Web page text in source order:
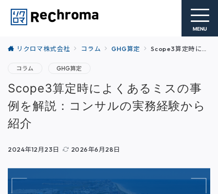
MENU
リクロマ株式会社 コラム GHG算定 Scope3算定時によくあるミスの事例を解説：コンサルの実務経験から紹介
コラム GHG算定
Scope3算定時によくあるミスの事
例を解説：コンサルの実務経験から
紹介
2024年12月23日 2026年6月28日